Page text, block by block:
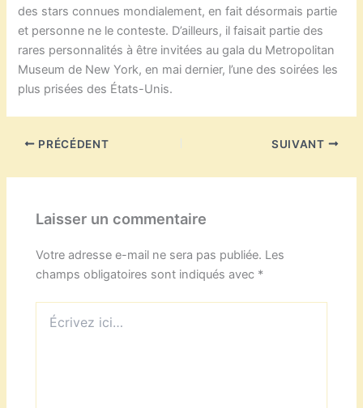
des stars connues mondialement, en fait désormais partie
et personne ne le conteste. D’ailleurs, il faisait partie des
rares personnalités à être invitées au gala du Metropolitan
Museum de New York, en mai dernier, l’une des soirées les
plus prisées des États-Unis.
PRÉCÉDENT SUIVANT
Laisser un commentaire
Votre adresse e-mail ne sera pas publiée. Les
champs obligatoires sont indiqués avec *
ici…